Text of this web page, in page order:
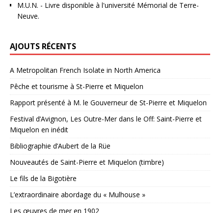
M.U.N. - Livre disponible à l'université Mémorial de Terre-
Neuve.
AJOUTS RÉCENTS
A Metropolitan French Isolate in North America
Pêche et tourisme à St-Pierre et Miquelon
Rapport présenté à M. le Gouverneur de St-Pierre et Miquelon
Festival d’Avignon, Les Outre-Mer dans le Off: Saint-Pierre et
Miquelon en inédit
Bibliographie d’Aubert de la Rüe
Nouveautés de Saint-Pierre et Miquelon (timbre)
Le fils de la Bigotière
L’extraordinaire abordage du « Mulhouse »
Les œuvres de mer en 1902